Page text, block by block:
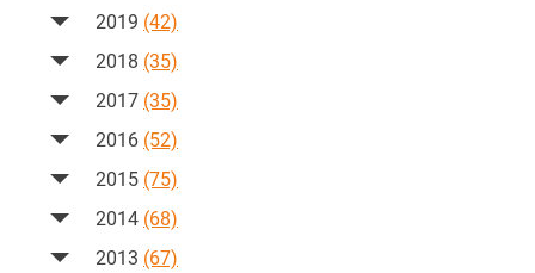
2019 (42)
2018 (35)
2017 (35)
2016 (52)
2015 (75)
2014 (68)
2013 (67)